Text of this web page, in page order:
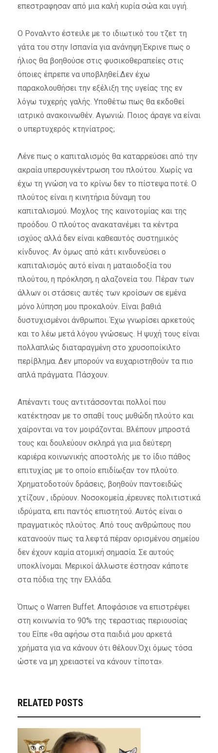
επεστραφησαν από μια καλή κυρία σώα και υγιή.
Ο Ροναλντο έστειλε με το ιδιωτικό του τζετ τη
γάτα του στην Ισπανία για ανάνηψη.Έκρινε πως ο
ήλιος θα βοηθούσε στις φυσικοθεραπείες στις
όποιες έπρεπε να υποβληθεί.Δεν έχω
παρακολουθήσει την εξέλιξη της υγείας της εν
λόγω τυχερής γαλής. Υποθέτω πως θα εκδοθεί
ιατρικό ανακοινωθέν. Αγωνιώ. Ποιος άραγε να είναι
ο υπερτυχερός κτηνίατρος;
Λένε πως ο καπιταλισμός θα καταρρεύσει από την
ακραία υπερσυγκέντρωση του πλούτου. Χωρίς να
έχω τη γνώση να το κρίνω δεν το πίστεψα ποτέ. Ο
πλούτος είναι η κινητήρια δύναμη του
καπιταλισμού. Μοχλος της καινοτομίας και της
προόδου. Ο πλούτος ανακατανέμει τα κέντρα
ισχύος αλλά δεν είναι καθεαυτός συστημικός
κίνδυνος. Αν όμως από κάτι κινδυνεύσει ο
καπιταλισμός αυτό είναι η ματαιοδοξία του
πλούτου, η πρόκληση, η αλαζονεία του. Πέραν των
άλλων οι στάσεις αυτές των κροίσων σε εμένα
μόνο λύπηση μου προκαλούν. Είναι βαθιά
δυστυχισμένοι άνθρωποι. Έχω γνωρίσει αρκετούς
και το λέω μετά λόγου γνώσεως. Η ψυχή τους είναι
πολλαπλώς διαταραγμένη στο χρυσοποίκιλτο
περίβλημα. Δεν μπορούν να ευχαριστηθούν τα πιο
απλά πράγματα. Πάσχουν.
Απέναντι τους αντιτάσσονται πολλοί που
κατέκτησαν με το σπαθί τους μυθώδη πλούτο και
χαίρονται να τον μοιράζονται. Βλέπουν μπροστά
τους και δουλεύουν σκληρά για μια δεύτερη
καριέρα κοινωνικής αποστολής με το ίδιο πάθος
επιτυχίας με το οποίο επιδίωξαν τον πλούτο.
Χρηματοδοτούν δράσεις, βοηθούν παντοειδώς
χτίζουν , ιδρύουν. Νοσοκομεία ,έρευνες πολιτιστικά
ιδρύματα, επι παντός επιστητού. Αυτός είναι ο
πραγματικός πλούτος. Από τους ανθρώπους που
κατανοούν πως τα λεφτά πέραν ορισμένου σημείου
δεν έχουν καμία ατομική σημασία. Σε αυτούς
υποκλίνομαι. Μερικοί άλλωστε έστησαν κάποτε
στα πόδια της την Ελλάδα.
Όπως ο Warren Buffet. Αποφάσισε να επιστρέψει
στη κοινωνία το 90% της τεραστιας περιουσίας
του Είπε «θα αφήσω στα παιδιά μου αρκετά
χρήματα για να κάνουν ότι θέλουν.Όχι όμως τόσα
ώστε να μη χρειαστεί να κάνουν τίποτα».
RELATED POSTS